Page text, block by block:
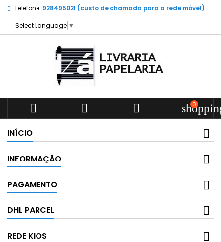
Telefone: 928495021 (custo de chamada para a rede móvel)
Select Language ▼
   0
INÍCIO
INFORMAÇÃO
PAGAMENTO
DHL PARCEL
REDE KIOS